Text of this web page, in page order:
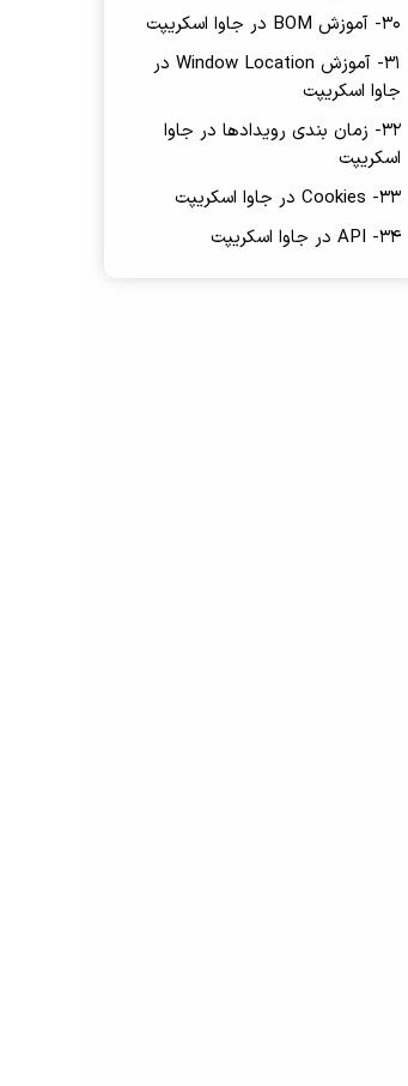
30- آموزش BOM در جاوا اسکریپت
31- آموزش Window Location در
جاوا اسکریپت
32- زمان بندی رویدادها در جاوا
اسکریپت
33- Cookies در جاوا اسکریپت
34- API در جاوا اسکریپت